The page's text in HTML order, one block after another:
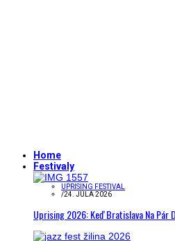
Home
Festivaly
UPRISING FESTIVAL
/24. JÚLA 2026
Uprising 2026: Keď Bratislava Na Pár